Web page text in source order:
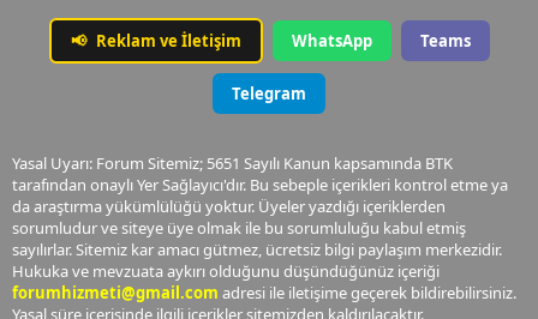
📢 Reklam ve İletişim WhatsApp Teams
Telegram
Yasal Uyarı: Forum Sitemiz; 5651 Sayılı Kanun kapsamında BTK
tarafından onaylı Yer Sağlayıcı'dır. Bu sebeple içerikleri kontrol etme ya
da araştırma yükümlülüğü yoktur. Üyeler yazdığı içeriklerden
sorumludur ve siteye üye olmak ile bu sorumluluğu kabul etmiş
sayılırlar. Sitemiz kar amacı gütmez, ücretsiz bilgi paylaşım merkezidir.
Hukuka ve mevzuata aykırı olduğunu düşündüğünüz içeriği
forumhizmeti@gmail.com adresi ile iletişime geçerek bildirebilirsiniz.
Yasal süre içerisinde ilgili içerikler sitemizden kaldırılacaktır.